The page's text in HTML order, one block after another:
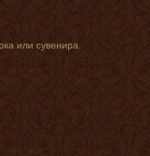
или сувенира.